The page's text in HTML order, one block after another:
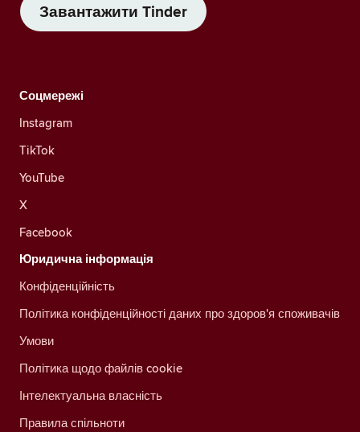
Завантажити Tinder
Соцмережі
Instagram
TikTok
YouTube
X
Facebook
Юридична інформація
Конфіденційність
Політика конфіденційності даних про здоров'я споживачів
Умови
Політика щодо файлів cookie
Інтелектуальна власність
Правила спільноти